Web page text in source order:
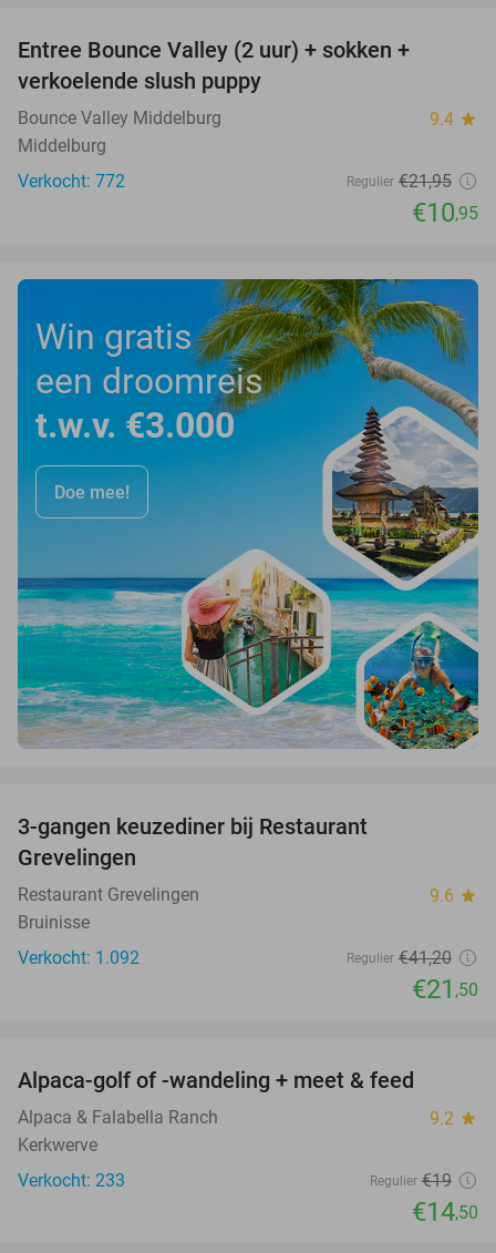
Entree Bounce Valley (2 uur) + sokken +
verkoelende slush puppy
Bounce Valley Middelburg 9.4 star
Middelburg
Verkocht: 772
Regulier €21,95
€10,95
Win gratis
een droomreis
t.w.v. €3.000
Doe mee!
3-gangen keuzediner bij Restaurant
Grevelingen
Restaurant Grevelingen 9.6 star
Bruinisse
Verkocht: 1.092
Regulier €41,20
€21 ,50
Alpaca-golf of -wandeling + meet & feed
Alpaca & Falabella Ranch 9.2 star
Kerkwerve
Verkocht: 233
Regulier €19
€14,50